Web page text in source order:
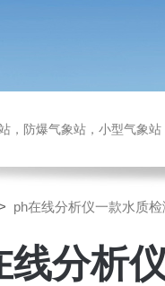
防爆气象站，小型气象站，化
ph在线分析仪一款水质
线分析